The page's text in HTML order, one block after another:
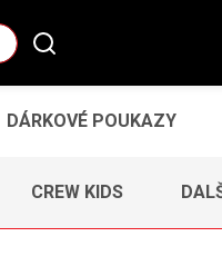
DÁRKOVÉ POUKAZY
CREW KIDS